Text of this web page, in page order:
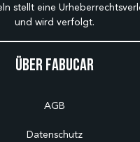
Über Fabucar
AGB
Datenschutz
stellt eine
und wird verfolgt.